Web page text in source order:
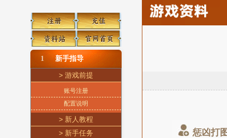
惩凶打
1 新手指导
> 游戏前提
账号注册
配置说明
> 新人教程
> 新手任务